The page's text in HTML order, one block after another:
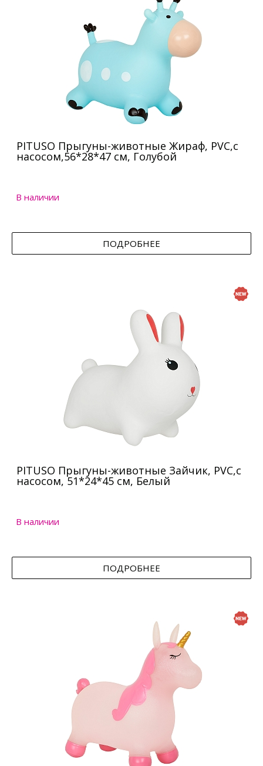
PITUSO Прыгуны-животные Жираф, PVC,с
насосом,56*28*47 см, Голубой
В наличии
ПОДРОБНЕЕ
PITUSO Прыгуны-животные Зайчик, PVC,с
насосом, 51*24*45 см, Белый
В наличии
ПОДРОБНЕЕ